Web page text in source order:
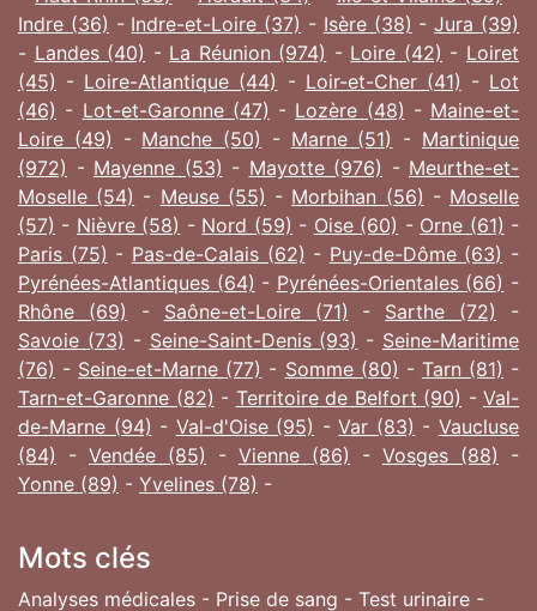
Indre (36) - Indre-et-Loire (37) - Isère (38) -Jura (39)
- Landes (40) - La Réunion (974) - Loire (42) - Loiret
(45) - Loire-Atlantique (44) - Loir-et-Cher (41) - Lot
(46) - Lot-et-Garonne (47) - Lozère (48) - Maine-et-
Loire (49) - Manche (50) - Marne (51) - Martinique
(972) - Mayenne (53) - Mayotte (976) - Meurthe-et-
Moselle (54) - Meuse (55) - Morbihan (56) - Moselle
(57) - Nièvre (58) - Nord (59) - Oise (60) - Orne (61) -
Paris (75) - Pas-de-Calais (62) - Puy-de-Dôme (63) -
Pyrénées-Atlantiques (64) - Pyrénées-Orientales (66) -
Rhône (69) - Saône-et-Loire (71) - Sarthe (72)
-
Savoie (73) - Seine-Saint-Denis (93) - Seine-Maritime
(76) - Seine-et-Marne (77) - Somme (80) - Tarn (81) -
Tarn-et-Garonne (82) - Territoire de Belfort (90) - Val-
de-Marne (94) - Val-d'Oise (95) -Var (83) -Vaucluse
(84) - Vendée (85) - Vienne (86) - Vosges (88) -
Yonne (89) - Yvelines (78) -
Mots clés
Analyses médicales - Prise de sang - Test urinaire -